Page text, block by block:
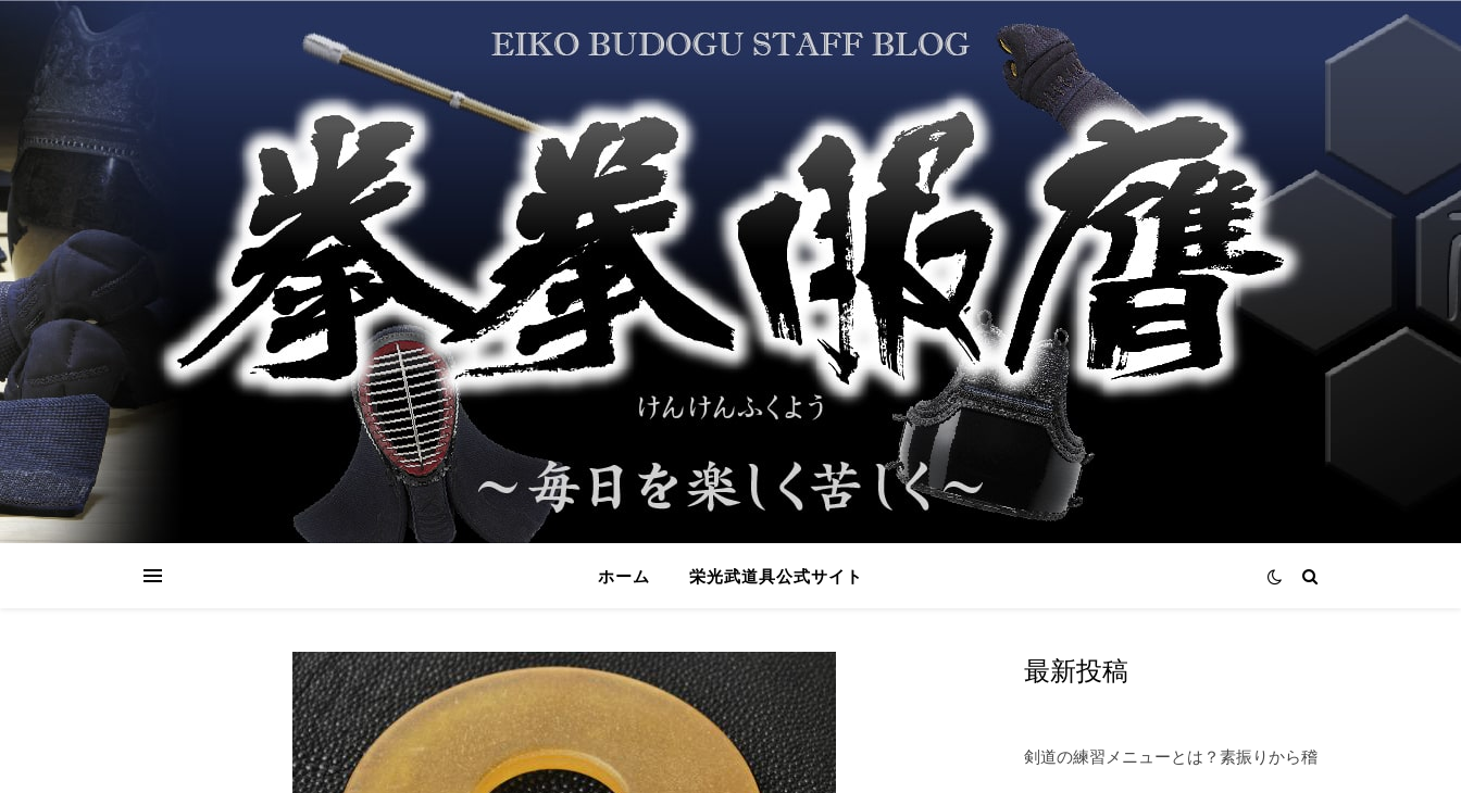
ホーム 栄光武道具公式サイト
最新投稿
剣道の練習メニューとは？素振りから稽